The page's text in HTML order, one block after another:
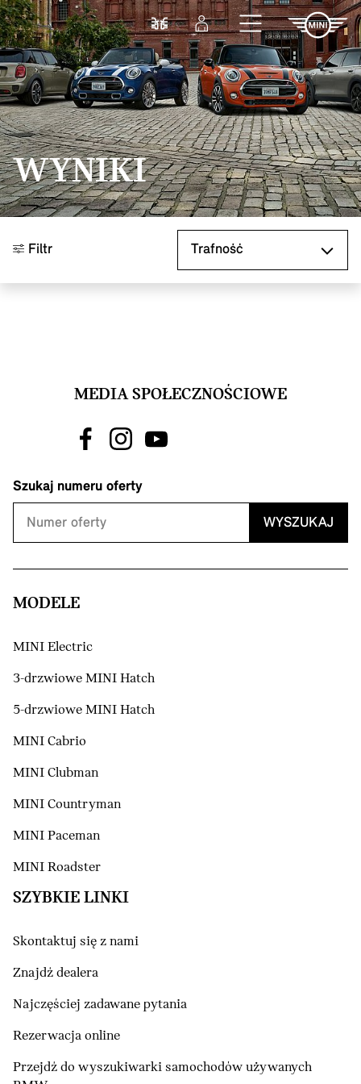
Przejdź do głównej treści
PorównajZaloguj się
WYNIKI
Filtr
MEDIA SPOŁECZNOŚCIOWE
Szukaj numeru oferty
WYSZUKAJ
MODELE
MINI Electric
3-drzwiowe MINI Hatch
5-drzwiowe MINI Hatch
MINI Cabrio
MINI Clubman
MINI Countryman
MINI Paceman
MINI Roadster
SZYBKIE LINKI
Skontaktuj się z nami
Znajdź dealera
Najczęściej zadawane pytania
Rezerwacja online
Przejdź do wyszukiwarki samochodów używanych